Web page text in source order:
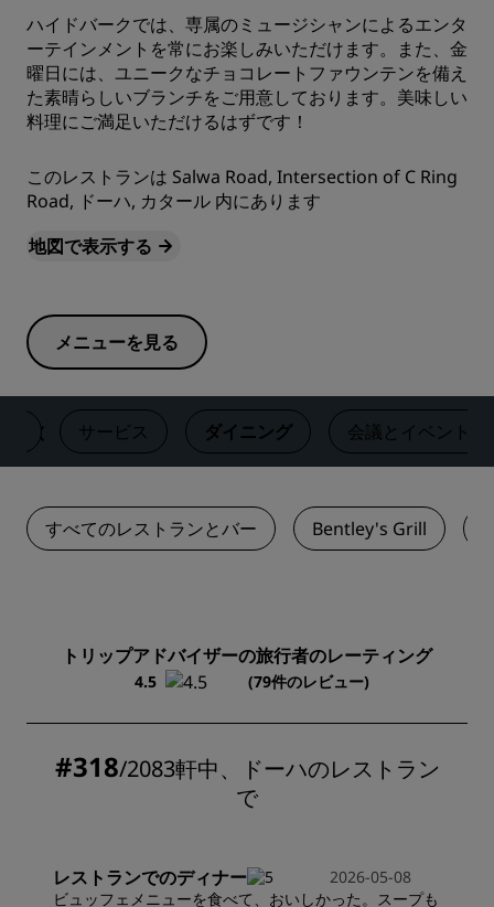
ハイドバークでは、専属のミュージシャンによるエンタ
ーテインメントを常にお楽しみいただけます。また、金
曜日には、ユニークなチョコレートファウンテンを備え
た素晴らしいブランチをご用意しております。美味しい
料理にご満足いただけるはずです！
このレストランは Salwa Road, Intersection of C Ring
Road, ドーハ, カタール 内にあります
地図で表示する
メニューを見る
サービス ダイニング ‌会議とイベント
すべてのレストランとバー Bentley's Grill
トリップアドバイザーの旅行者のレーティング
4.5 (79件のレビュー)
#318/2083軒中、ドーハのレストラン
で
レストランでのディナー
2026-05-08
ビュッフェメニューを食べて、おいしかった。スープも